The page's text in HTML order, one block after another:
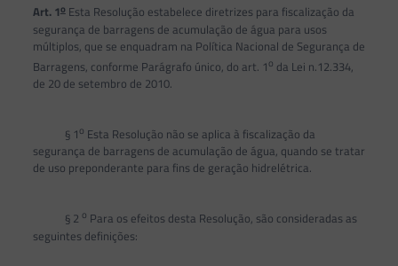
Art. 1oEsta Resolução estabelece diretrizes para fiscalização da
segurança de barragens de acumulação de água para usos
múltiplos, que se enquadram na Política Nacional de Segurança de
Barragens, conforme Parágrafo único, do art. 1o da Lei n.12.334,
de 20 de setembro de 2010.
§ 1o Esta Resolução não se aplica à fiscalização da
segurança de barragens de acumulação de água, quando se tratar
de uso preponderante para fins de geração hidrelétrica.
§ 2 o Para os efeitos desta Resolução, são consideradas as
seguintes definições: